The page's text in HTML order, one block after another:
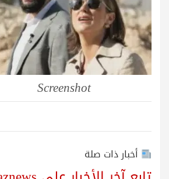
Screenshot
أخبار ذات صلة